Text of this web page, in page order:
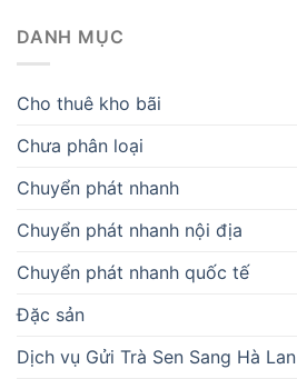
DANH MỤC
Cho thuê kho bãi
Chưa phân loại
Chuyển phát nhanh
Chuyển phát nhanh nội địa
Chuyển phát nhanh quốc tế
Đặc sản
Dịch vụ Gửi Trà Sen Sang Hà Lan